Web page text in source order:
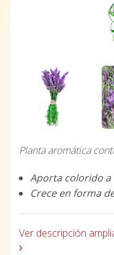
Planta aromática
Aporta colorido
Crece en forma
Ver descripción